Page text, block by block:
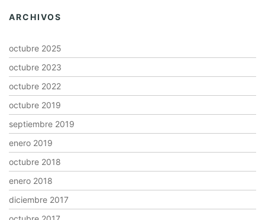
ARCHIVOS
octubre 2025
octubre 2023
octubre 2022
octubre 2019
septiembre 2019
enero 2019
octubre 2018
enero 2018
diciembre 2017